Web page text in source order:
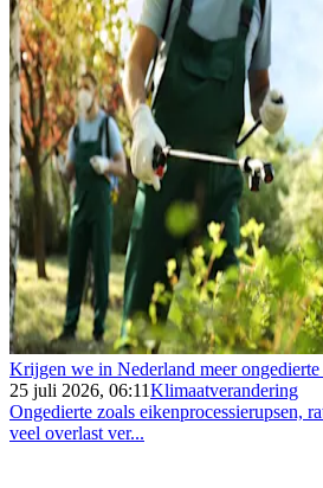
Krijgen we in Nederland meer
25 juli 2026, 06:11Klimaatverandering
Ongedierte zoals eikenprocessierupsen,
veel overlast ver...